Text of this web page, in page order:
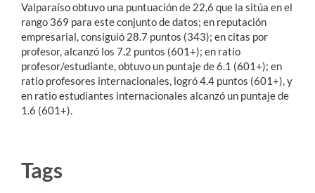
Valparaíso obtuvo una puntuación de 22,6 que la sitúa en el
rango 369 para este conjunto de datos; en reputación
empresarial, consiguió 28.7 puntos (343); en citas por
profesor, alcanzó los 7.2 puntos (601+); en ratio
profesor/estudiante, obtuvo un puntaje de 6.1 (601+); en
ratio profesores internacionales, logró 4.4 puntos (601+), y
en ratio estudiantes internacionales alcanzó un puntaje de
1.6 (601+).
Tags